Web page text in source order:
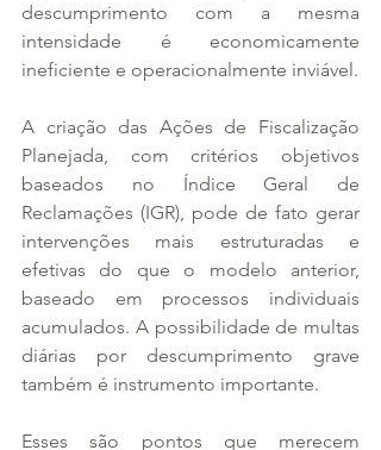
descumprimento com a mesma
intensidade é economicamente
ineficiente e operacionalmente inviável.
A criação das Ações de Fiscalização
Planejada, com critérios objetivos
baseados no Índice Geral de
Reclamações (IGR), pode de fato gerar
intervenções mais estruturadas e
efetivas do que o modelo anterior,
baseado em processos individuais
acumulados. A possibilidade de multas
diárias por descumprimento grave
também é instrumento importante.
Esses são pontos que merecem